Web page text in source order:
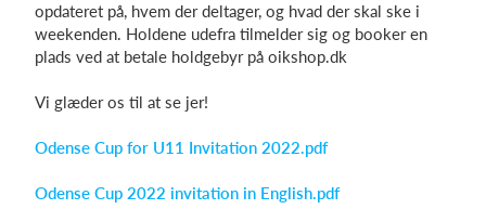
opdateret på, hvem der deltager, og hvad der skal ske i
weekenden. Holdene udefra tilmelder sig og booker en
plads ved at betale holdgebyr på oikshop.dk
Vi glæder os til at se jer!
Odense Cup for U11 Invitation 2022.pdf
Odense Cup 2022 invitation in English.pdf